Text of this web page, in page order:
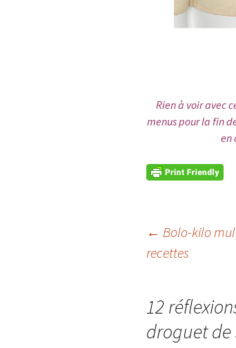
Rien à voir avec
menus pour la fin
en
← Bolo-kilo
recettes
12
droguet de